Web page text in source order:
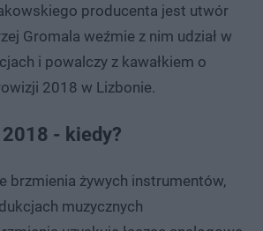
producenta jest utwór
Gromala weźmie z nim udział w
i powalczy z kawałkiem o
2018 w Lizbonie.
2018 - kiedy?
brzmienia żywych instrumentów,
muzycznych